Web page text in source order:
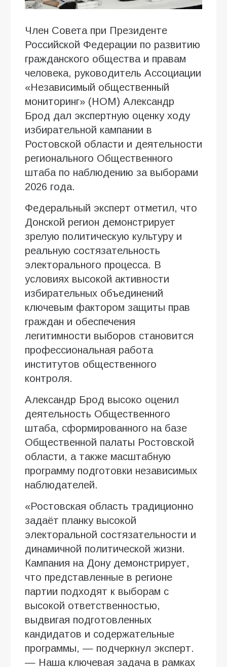
Член Совета при Президенте
Российской Федерации по развитию
гражданского общества и правам
человека, руководитель Ассоциации
«Независимый общественный
мониторинг» (НОМ) Александр
Брод дал экспертную оценку ходу
избирательной кампании в
Ростовской области и деятельности
регионального Общественного
штаба по наблюдению за выборами
2026 года.
Федеральный эксперт отметил, что
Донской регион демонстрирует
зрелую политическую культуру и
реальную состязательность
электорального процесса. В
условиях высокой активности
избирательных объединений
ключевым фактором защиты прав
граждан и обеспечения
легитимности выборов становится
профессиональная работа
институтов общественного
контроля.
Александр Брод высоко оценил
деятельность Общественного
штаба, сформированного на базе
Общественной палаты Ростовской
области, а также масштабную
программу подготовки независимых
наблюдателей.
«Ростовская область традиционно
задаёт планку высокой
электоральной состязательности и
динамичной политической жизни.
Кампания на Дону демонстрирует,
что представленные в регионе
партии подходят к выборам с
высокой ответственностью,
выдвигая подготовленных
кандидатов и содержательные
программы, — подчеркнул эксперт.
— Наша ключевая задача в рамках